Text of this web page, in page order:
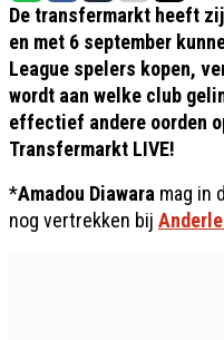
De transfermarkt heeft
en met 6 september
League spelers kopen,
wordt aan welke club
effectief andere oorden
Transfermarkt LIVE!
*Amadou Diawara mag in
nog vertrekken bij